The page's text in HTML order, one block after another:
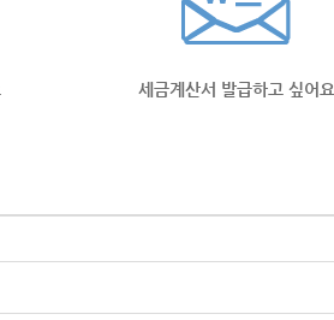
세금계산서 발급하고 싶어요